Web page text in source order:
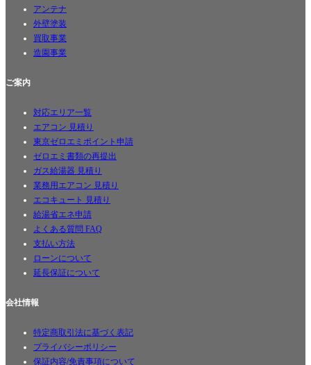
アンテナ
外壁塗装
買取事業
造園事業
ご案内
対応エリア一覧
エアコン 見積り
東京ゼロエミポイント申請
ゼロエミ書類の再提出
ガス給湯器 見積り
業務用エアコン 見積り
エコキュート 見積り
給湯省エネ申請
よくある質問 FAQ
支払い方法
ローンについて
延長保証について
会社情報
特定商取引法に基づく表記
プライバシーポリシー
保証内容/免責事項について